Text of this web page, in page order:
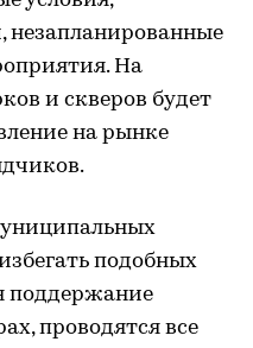
незапланированные
На
и скверов будет
на рынке
подобных
поддержание
проводятся все